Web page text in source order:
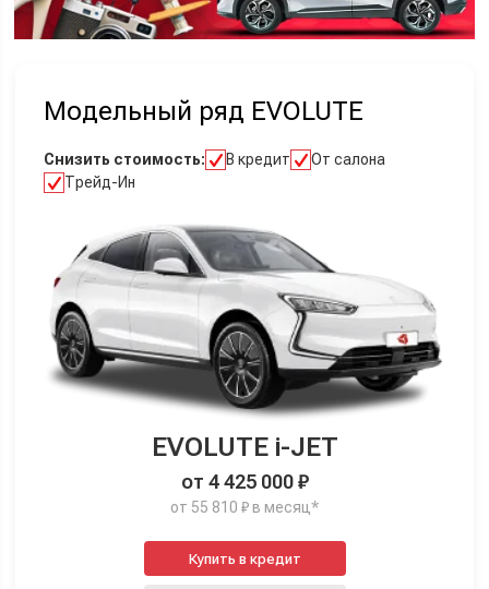
Модельный ряд EVOLUTE
Снизить стоимость: В кредит
От салона
Трейд-Ин
EVOLUTE i-JET
от 4 425 000 ₽
от 55 810 ₽ в месяц*
Купить в кредит